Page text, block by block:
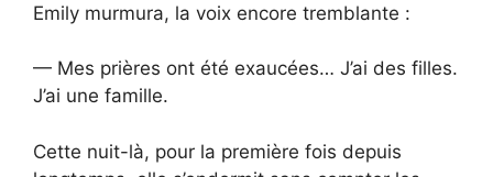
Emily murmura, la voix encore tremblante :
— Mes prières ont été exaucées… J’ai des filles.
J’ai une famille.
Cette nuit-là, pour la première fois depuis